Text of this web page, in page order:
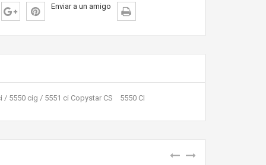
Enviar a un amigo
5550 cig / 5551 ci Copystar CS 5550 CI